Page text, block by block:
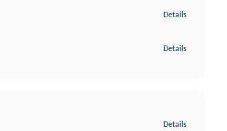
Details
Details
Details